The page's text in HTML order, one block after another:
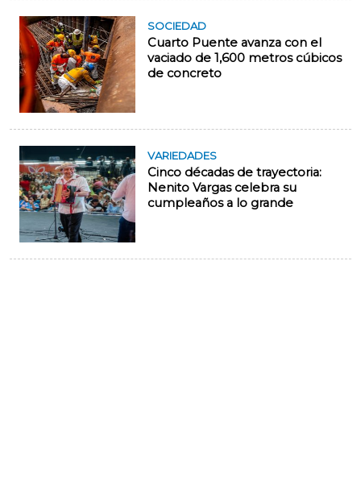
SOCIEDAD
Cuarto Puente avanza con el
vaciado de 1,600 metros cúbicos
de concreto
VARIEDADES
Cinco décadas de trayectoria:
Nenito Vargas celebra su
cumpleaños a lo grande